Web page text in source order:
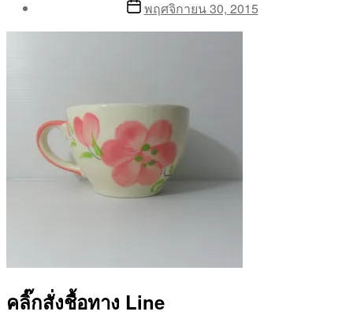
By
Postพฤศจิกายน 30, 2015
คลิ๊กสั่งชื้อทาง Line